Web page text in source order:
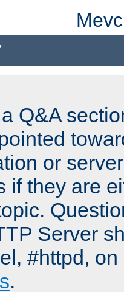
Q&A
or
if they are
Server
#httpd,
.